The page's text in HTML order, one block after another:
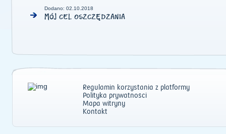
Dodano: 02.10.2018
MÓJ CEL OSZCZĘDZANIA
Regulamin korzystania z platformy
Polityka prywatności
Mapa witryny
Kontakt